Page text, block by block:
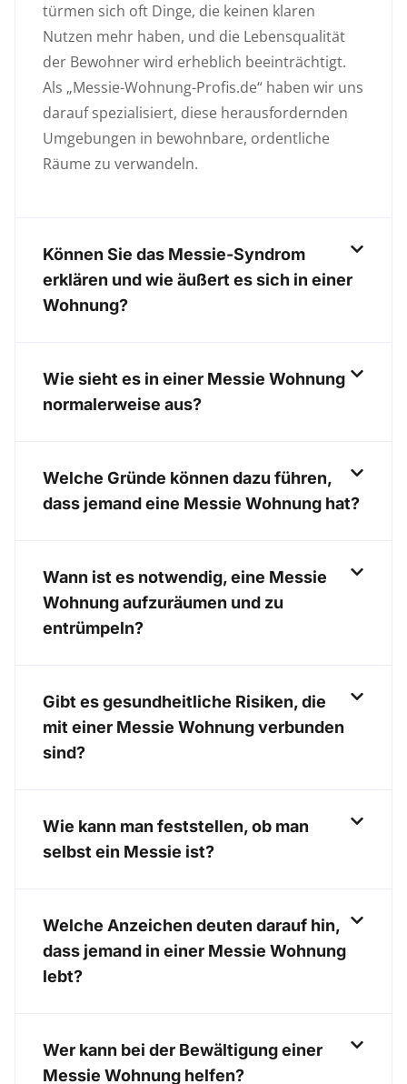
türmen sich oft Dinge, die keinen klaren
Nutzen mehr haben, und die Lebensqualität
der Bewohner wird erheblich beeinträchtigt.
Als „Messie-Wohnung-Profis.de“ haben wir uns
darauf spezialisiert, diese herausfordernden
Umgebungen in bewohnbare, ordentliche
Räume zu verwandeln.
Können Sie das Messie-Syndrom
erklären und wie äußert es sich in einer
Wohnung?
Wie sieht es in einer Messie Wohnung
normalerweise aus?
Welche Gründe können dazu führen,
dass jemand eine Messie Wohnung hat?
Wann ist es notwendig, eine Messie
Wohnung aufzuräumen und zu
entrümpeln?
Gibt es gesundheitliche Risiken, die
mit einer Messie Wohnung verbunden
sind?
Wie kann man feststellen, ob man
selbst ein Messie ist?
Welche Anzeichen deuten darauf hin,
dass jemand in einer Messie Wohnung
lebt?
Wer kann bei der Bewältigung einer
Messie Wohnung helfen?